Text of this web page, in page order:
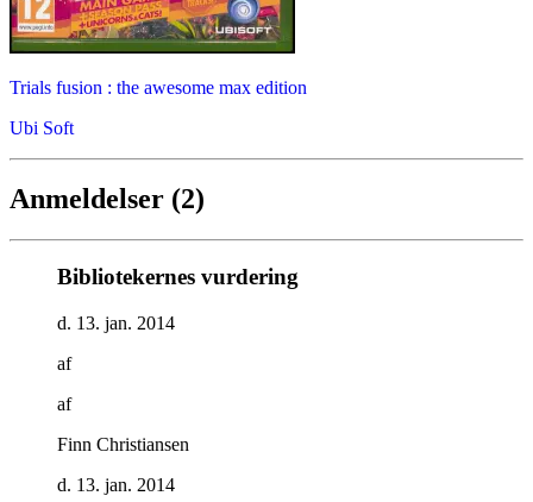
Trials fusion : the awesome max edition
Ubi Soft
Anmeldelser (2)
Bibliotekernes vurdering
d. 13. jan. 2014
af
af
Finn Christiansen
d. 13. jan. 2014